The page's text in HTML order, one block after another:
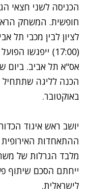
הכניסה לשני חצאי
חופשית. המשחק
(17:00) ייפגשו
אס"א תל אביב. ביום
באוקטובר.
יושב ראש איגוד
ההתאחדות
מלבד הגרלות של
ייחתם הסכם שיתוף
לישראלית.